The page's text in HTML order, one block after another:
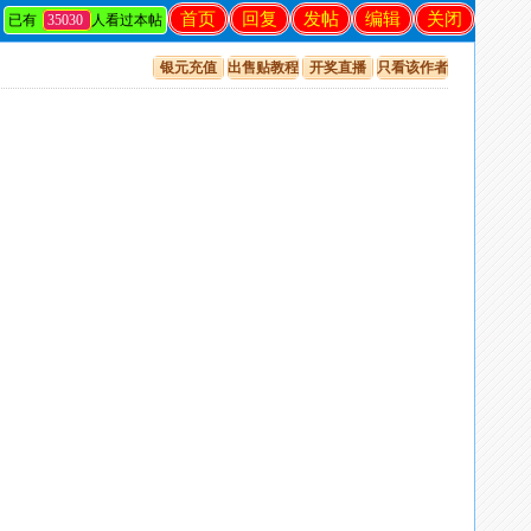
关闭
编辑
发帖
回复
首页
已有 35030 人看过本帖
银元充值 出售贴教程 开奖直播 只看该作者